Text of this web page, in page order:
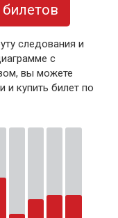
следования и
с
вы можете
и купить билет по